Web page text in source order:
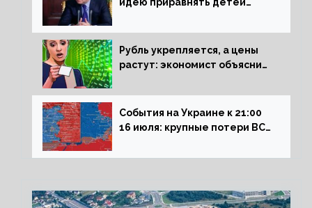
Рубль укрепляется, а цены
растут: экономист объяснил
на рынок РФ
События на Украине к 21:00
16 июля: крупные потери ВСУ
обстреливает Донбасс из